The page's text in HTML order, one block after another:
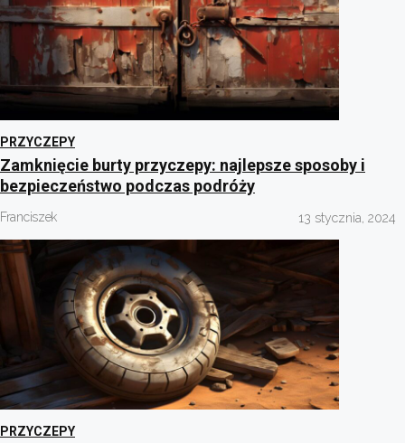
PRZYCZEPY
Zamknięcie burty przyczepy: najlepsze sposoby i
bezpieczeństwo podczas podróży
Franciszek 13 stycznia, 2024
PRZYCZEPY